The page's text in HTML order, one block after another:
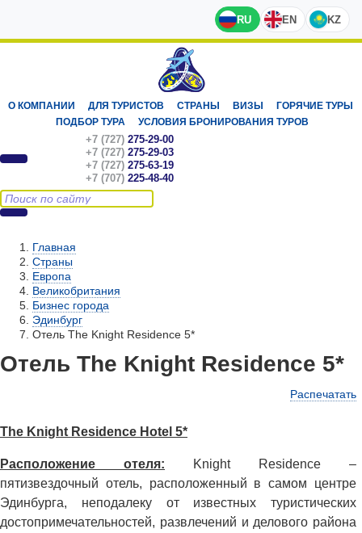
RU EN KZ
О КОМПАНИИ ДЛЯ ТУРИСТОВ СТРАНЫ ВИЗЫ
ГОРЯЧИЕ ТУРЫ
ПОДБОР ТУРА
УСЛОВИЯ БРОНИРОВАНИЯ ТУРОВ
+7 (727) 275-29-00
+7 (727) 275-29-03
+7 (727) 275-63-19
+7 (707) 225-48-40
Главная
Страны
Европа
Великобритания
Бизнес города
Эдинбург
Отель The Knight Residence 5*
Отель The Knight Residence 5*
Распечатать
The Knight Residence Hotel 5*
Расположение отеля: Knight Residence –
пятизвездочный отель, расположенный в самом центре
Эдинбурга, неподалеку от известных туристических
достопримечательностей, развлечений и делового района